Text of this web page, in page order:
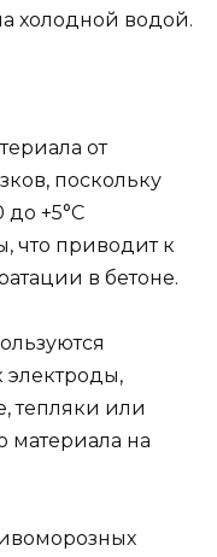
холодной водой.
от
поскольку
до +5°C
что приводит к
в бетоне.
электроды,
тепляки или
материала на